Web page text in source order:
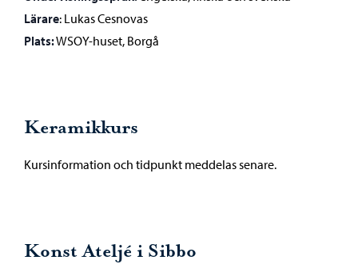
Lärare: Lukas Cesnovas
Plats:WSOY-huset, Borgå
Keramikkurs
Kursinformation och tidpunkt meddelas senare.
Konst Ateljé i Sibbo